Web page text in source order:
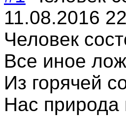
11.08.2016
Человек
Все иное
Из горячей
Нас природа